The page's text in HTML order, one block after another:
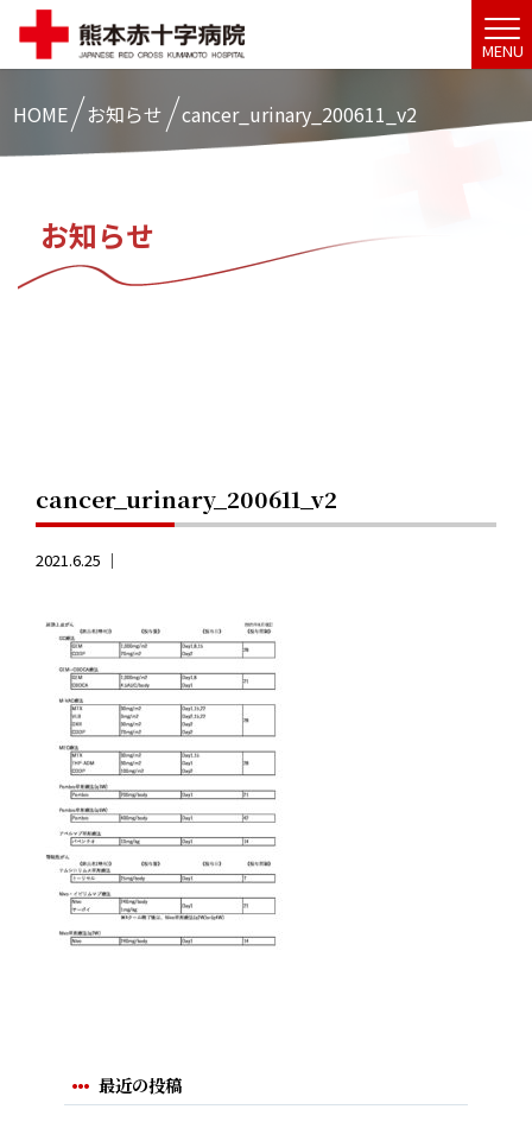
MENU
HOME お知らせ cancer_urinary_200611_v2
お知らせ
cancer_urinary_200611_v2
2021.6.25 ｜
最近の投稿